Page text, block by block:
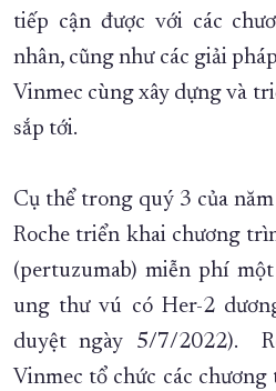
tiếp cận được với các
nhân, cũng như các giải
Vinmec cùng xây dựng và
sắp tới.
Cụ thể trong quý 3 của
Roche triển khai chương
(pertuzumab) miễn phí
ung thư vú có Her-2
duyệt ngày 5/7/2022).
Vinmec tổ chức các